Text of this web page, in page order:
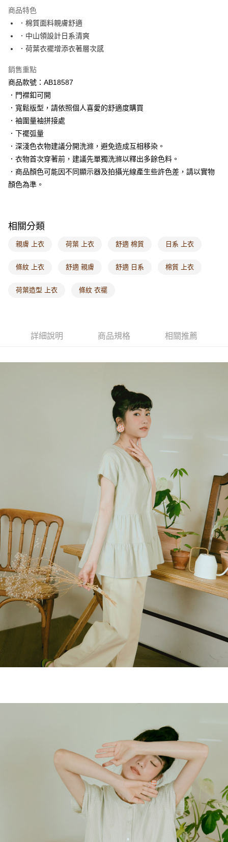
付款後萊爾富取貨
每筆NT$60，滿NT$1,000(含以上)免運費
7-11取貨付款
每筆NT$60，滿NT$1,000(含以上)免運費
付款後7-11取貨
每筆NT$60，滿NT$1,000(含以上)免運費
宅配
每筆NT$120，滿NT$1,000(含以上)免運費
付款後門市自取
每筆NT$60，滿NT$1,000(含以上)免運費
海外配送-港/澳/新/馬/泰國專屬
海外配送-歐美地區
商品特色
．棉質面料親膚舒適
．中山領設計日系清爽
．荷葉衣襬增添衣著層次感
銷售重點
商品款號：AB18587
．門襟釦可開
．寬鬆版型，請依照個人喜愛的舒適度購買
．袖圍量袖拼接處
．下襬弧量
．深淺色衣物建議分開洗滌，避免造成互相移染。
．衣物首次穿著前，建議先單獨洗滌以釋出多餘色料。
．商品顏色可能因不同顯示器及拍攝光線產生些許色差，請以實物
顏色為準。
相關分類
親膚 上衣 荷葉 上衣 舒適 棉質 日系 上衣
條紋 上衣 舒適 親膚 舒適 日系 棉質 上衣
荷葉造型 上衣 條紋 衣襬
詳細說明 商品規格 相關推薦